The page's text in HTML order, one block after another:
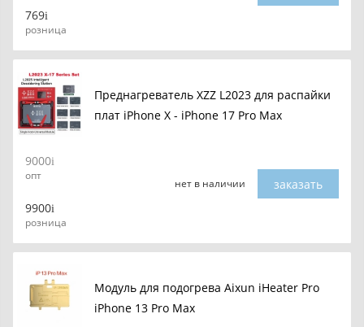
769
розница
Преднагреватель XZZ L2023 для распайки
плат iPhone X - iPhone 17 Pro Max
9000
опт
9900
розница
нет в наличии заказать
Модуль для подогрева Aixun iHeater Pro
iPhone 13 Pro Max